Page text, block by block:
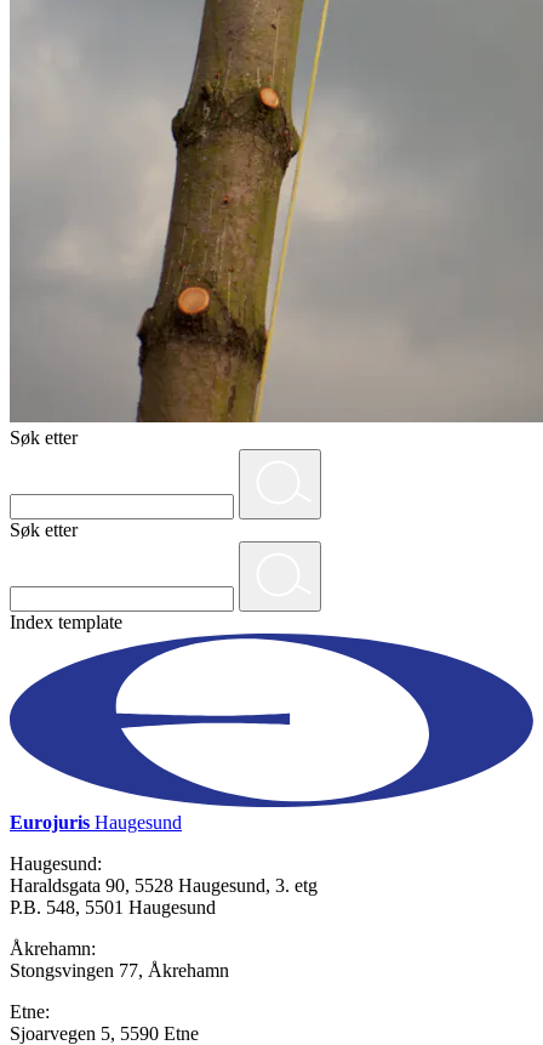
Søk etter
Søk etter
Index template
Eurojuris Haugesund
Haugesund:
Haraldsgata 90, 5528 Haugesund, 3. etg
P.B. 548, 5501 Haugesund
Åkrehamn:
Stongsvingen 77, Åkrehamn
Etne:
Sjoarvegen 5, 5590 Etne